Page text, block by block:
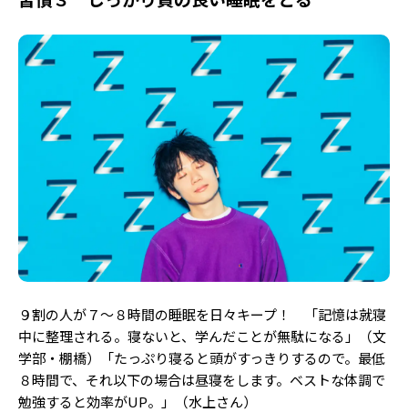
９割の人が７〜８時間の睡眠を日々キープ！ 「記憶は就寝
中に整理される。寝ないと、学んだことが無駄になる」（文
学部・棚橋）「たっぷり寝ると頭がすっきりするので。最低
８時間で、それ以下の場合は昼寝をします。ベストな体調で
勉強すると効率がUP。」（水上さん）